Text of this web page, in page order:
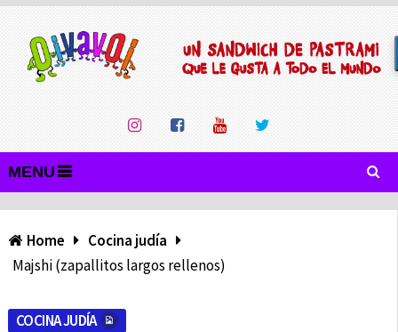
MENU
Home
Cocina judía
Majshi (zapallitos largos rellenos)
COCINA JUDÍA